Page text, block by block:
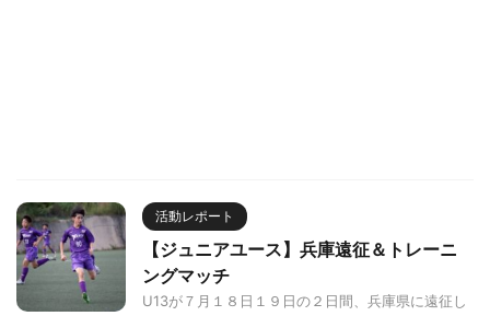
活動レポート
【ジュニアユース】兵庫遠征＆トレーニ
ングマッチ
U13が７月１８日１９日の２日間、兵庫県に遠征し